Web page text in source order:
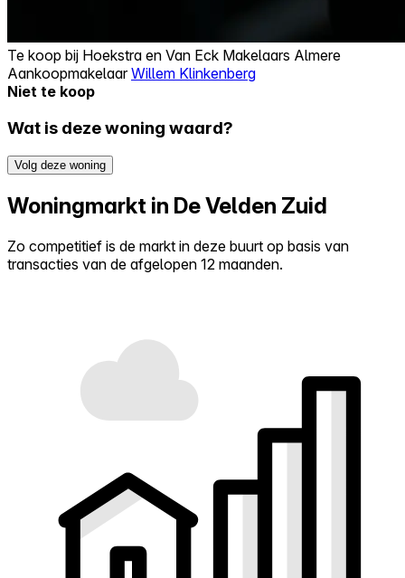
Te koop bij Hoekstra en Van Eck Makelaars Almere
AankoopmakelaarWillem Klinkenberg
Niet te koop
Wat is deze woning waard?
Volg deze woning
Woningmarkt in De Velden Zuid
Zo competitief is de markt in deze buurt op basis van
transacties van de afgelopen 12 maanden.